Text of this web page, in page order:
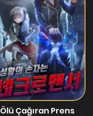
Ölü Çağıran Prens